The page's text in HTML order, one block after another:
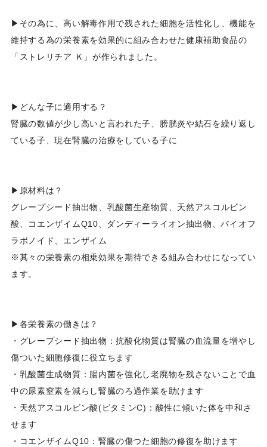
▶その為に、高い解毒作用で残された細胞を活性化し、機能を
維持する為の栄養素を効果的に組み合わせた健康補助食品の
「ストレリチア Ｋ」が作られました。
▶どんな子に適用する？
腎臓の数値が少し高いと言われた子、膀胱炎や結石を繰り返し
ている子、現在腎臓の治療をしている子に
▶原材料は？
グレープシード抽出物、乳酸菌生産物質、天然アスコルビン
酸、コエンザイムQ10、ダンディーライオン抽出物、バイオフ
ラボノイド、エンザイム
※其々の栄養素の相乗効果を期待できる組み合わせになってい
ます。
▶各栄養素の働きは？
・グレープシード抽出物：抗酸化物質は腎臓の血流量を増やし
傷ついた細胞修復に役立ちます
・乳酸菌生成物質：腸内菌を強化し老廃物を残さないことで血
中の尿素窒素を減らし腎臓のろ過作業を助けます
・天然アスコルビン酸(ビタミンC)：酸性に傾いた体を中和さ
せます
・コエンザイムQ10：腎臓の傷つた細胞の修復を助けます